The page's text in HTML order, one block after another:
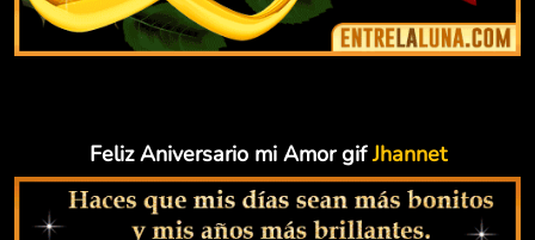
Feliz Aniversario mi Amor gifJhannet